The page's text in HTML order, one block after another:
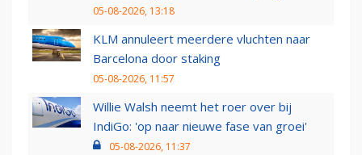
05-08-2026, 13:18
KLM annuleert meerdere vluchten naar
Barcelona door staking
05-08-2026, 11:57
Willie Walsh neemt het roer over bij
IndiGo: 'op naar nieuwe fase van groei'
05-08-2026, 11:37